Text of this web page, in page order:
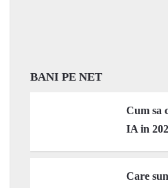
BANI PE NET
Cum sa
IA in
Care